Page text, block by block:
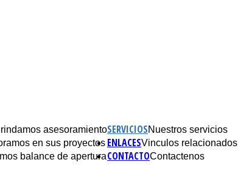
SERVICIOSNuestros servicios
asesoramiento
en sus proyectos
balance de apertura
ENLACESVinculos relacionados
CONTACTOContactenos